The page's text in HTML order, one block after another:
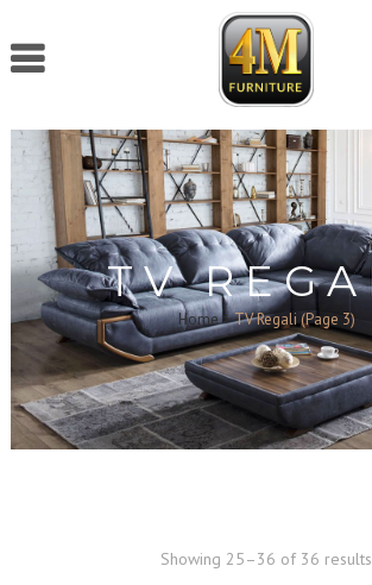
TV
Home>TV Regali(Page 3)
Showing 25–36 of 36 results